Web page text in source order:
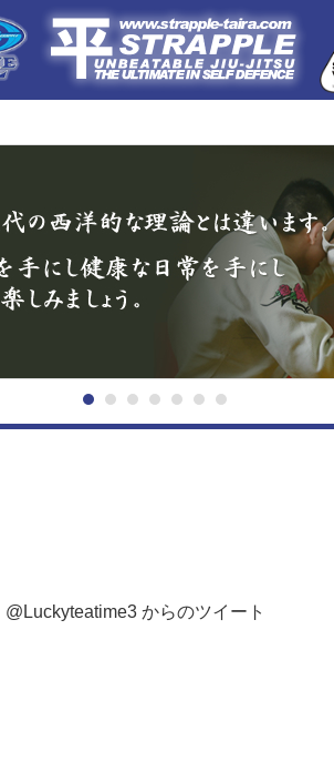
@Luckyteatime3 からのツイート